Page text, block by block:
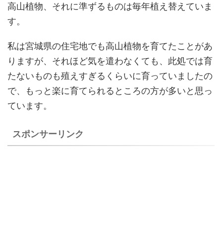
高山植物、それに準ずるものは毎年植え替えていま
す。
私は宮城県の住宅地でも高山植物を育てたことがあ
りますが、それほど気を遣わなくても、此処では育
たないものも殖えすぎるくらいに育っていましたの
で、もっと楽に育てられるところの方が多いと思っ
ています。
スポンサーリンク